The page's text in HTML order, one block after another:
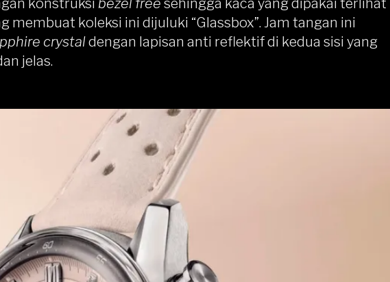
konstruksi bezel free sehingga kaca yang dipakai terlihat
membuat koleksi ini dijuluki “Glassbox”. Jam tangan ini
crystaldengan lapisan anti reflektif di kedua sisi yang
jelas.